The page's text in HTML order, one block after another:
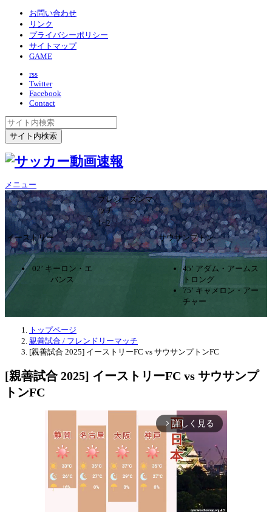
お問い合わせ
リンク
プライバシーポリシー
サイトマップ
GAME
rss
Twitter
Facebook
Contact
メニュー
プレシーズンマ
ッチ
1ｰ2
イーストリー
サウサンプトン
02’ キーロン・エ
バンス
45’ アダム・アームス
トロング
75’ キャメロン・アー
チャー
トップページ
親善試合 / フレンドリーマッチ
[親善試合 2025] イーストリーFC vs サウサンプトンFC
[親善試合 2025] イーストリーFC vs サウサンプ
トンFC
arrow_forward_ios 詳しく見る